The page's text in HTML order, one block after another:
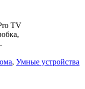
TV
, Умные устройства